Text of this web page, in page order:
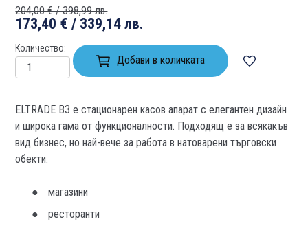
204,00 € / 398,99 лв.
173,40 € / 339,14 лв.
Количество
Добави в количката
ELTRADE В3 е стационарен касов апарат с елегантен дизайн
и широка гама от функционалности. Подходящ е за всякакъв
вид бизнес, но най-вече за работа в натоварени търговски
обекти:
магазини
ресторанти